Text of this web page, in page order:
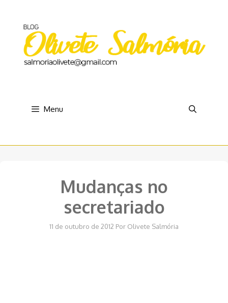
conteúdo
Menu
Mudanças no
secretariado
11 de outubro de 2012 Por Olivete Salmória